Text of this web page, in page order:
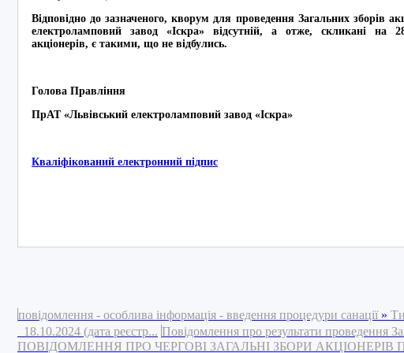
Відповідно до зазначеного, кворум для проведення Загальних зборів
електроламповий завод «Іскра» відсутній, а отже, скликані на
акціонерів, є такими, що не відбулись.
Голова Правління
ПрАТ «Львівський електроламповий завод «Іскра»
Кваліфікований електронний підпис
повідомлення - особлива інформація - введення процедури санації»
18.10.2024 (дата реєстр... Повідомлення про результати проведення
ПОВІДОМЛЕННЯ ПРО ЧЕРГОВІ ЗАГАЛЬНІ ЗБОРИ